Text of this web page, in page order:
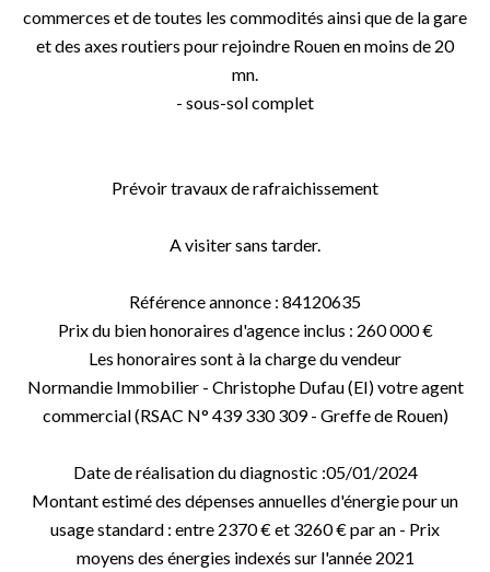
commerces et de toutes les commodités ainsi que de la gare
et des axes routiers pour rejoindre Rouen en moins de 20
mn.
- sous-sol complet
Prévoir travaux de rafraichissement
A visiter sans tarder.
Référence annonce : 84120635
Prix du bien honoraires d'agence inclus : 260 000 €
Les honoraires sont à la charge du vendeur
Normandie Immobilier - Christophe Dufau (EI) votre agent
commercial (RSAC N° 439 330 309 - Greffe de Rouen)
Date de réalisation du diagnostic :05/01/2024
Montant estimé des dépenses annuelles d'énergie pour un
usage standard : entre 2370 € et 3260 € par an - Prix
moyens des énergies indexés sur l'année 2021